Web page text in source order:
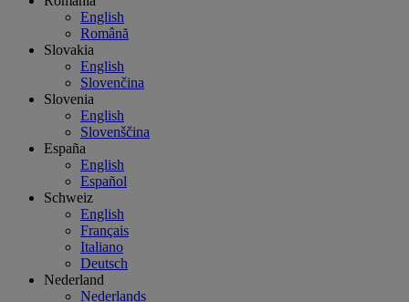
English
Română
Slovakia
English
Slovenčina
Slovenia
English
Slovenščina
España
English
Español
Schweiz
English
Français
Italiano
Deutsch
Nederland
Nederlands